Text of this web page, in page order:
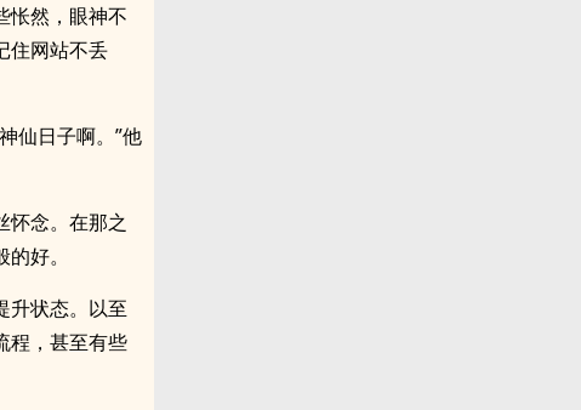
怅然，眼神不
住网站不丢
仙日子啊。”他
怀念。在那之
好。
升状态。以至
程，甚至有些